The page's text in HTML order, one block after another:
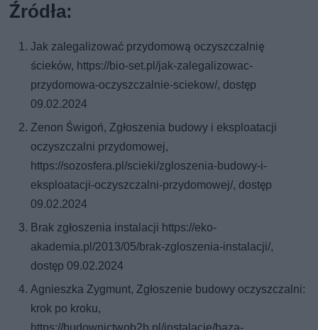
Źródła:
Jak zalegalizować przydomową oczyszczalnię
ścieków, https://bio-set.pl/jak-zalegalizowac-
przydomowa-oczyszczalnie-sciekow/, dostęp
09.02.2024
Zenon Świgoń, Zgłoszenia budowy i eksploatacji
oczyszczalni przydomowej,
https://sozosfera.pl/scieki/zgloszenia-budowy-i-
eksploatacji-oczyszczalni-przydomowej/, dostęp
09.02.2024
Brak zgłoszenia instalacji https://eko-
akademia.pl/2013/05/brak-zgloszenia-instalacji/,
dostęp 09.02.2024
Agnieszka Zygmunt, Zgłoszenie budowy oczyszczalni:
krok po kroku,